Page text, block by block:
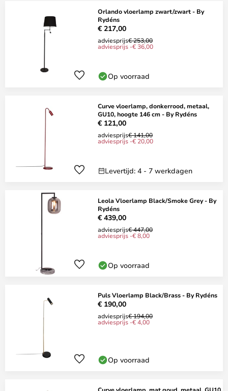
Orlando vloerlamp zwart/zwart - By
Rydéns
€ 217,00
adviesprijs€ 253,00
adviesprijs -€ 36,00
Op voorraad
Curve vloerlamp, donkerrood, metaal,
GU10, hoogte 146 cm - By Rydéns
€ 121,00
adviesprijs€ 141,00
adviesprijs -€ 20,00
Levertijd: 4 - 7 werkdagen
Leola Vloerlamp Black/Smoke Grey - By
Rydéns
€ 439,00
adviesprijs€ 447,00
adviesprijs -€ 8,00
Op voorraad
Puls Vloerlamp Black/Brass - By Rydéns
€ 190,00
adviesprijs€ 194,00
adviesprijs -€ 4,00
Op voorraad